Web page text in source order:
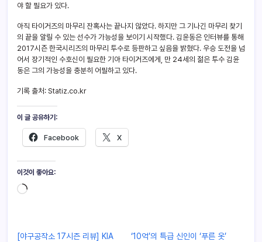
야 할 필요가 있다.
아직 타이거즈의 마무리 잔혹사는 끝나지 않았다. 하지만 그 기나긴 마무리 찾기
의 끝을 알릴 수 있는 선수가 가능성을 보이기 시작했다. 김윤동은 인터뷰를 통해
2017시즌 한국시리즈의 마무리 투수로 등판하고 싶음을 밝혔다. 우승 도전을 넘
어서 장기적인 수호신이 필요한 기아 타이거즈에게, 만 24세의 젊은 투수 김윤
동은 그의 가능성을 충분히 어필하고 있다.
기록 출처: Statiz.co.kr
이 글 공유하기:
Facebook X
이것이 좋아요:
[야구공작소 17시즌 리뷰] KIA
‘10억’의 특급 신인이 ‘푸른 옷’